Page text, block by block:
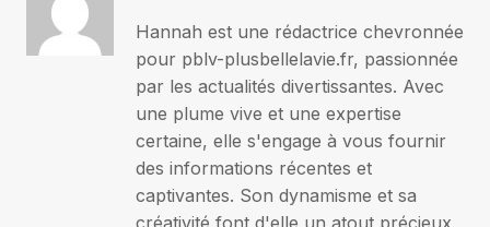
Hannah est une rédactrice chevronnée
pour pblv-plusbellelavie.fr, passionnée
par les actualités divertissantes. Avec
une plume vive et une expertise
certaine, elle s'engage à vous fournir
des informations récentes et
captivantes. Son dynamisme et sa